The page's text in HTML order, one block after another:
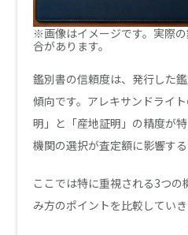
※画像はイメージです。実際
合があります。
鑑別書の信頼度は、発行した
傾向です。アレキサンドライ
明」と「産地証明」の精度が
機関の選択が査定額に影響する
ここでは特に重視される3つ
み方のポイントを比較していき